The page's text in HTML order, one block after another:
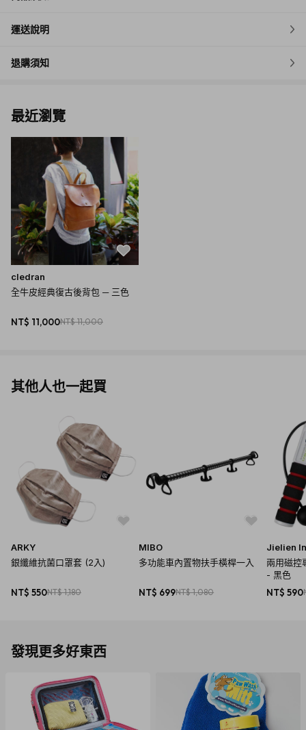
運送說明
退購須知
最近瀏覽
cledran
全牛皮經典復古後背包 ─ 三色
NT$ 11,000NT$ 11,000
其他人也一起買
ARKY
銀纖維抗菌口罩套 (2入)
NT$ 550NT$ 1,180
MIBO
多功能車內置物扶手橫桿一入
NT$ 699NT$ 1,080
Jielien
兩用磁控
- 黑色
NT$ 590
發現更多好東西